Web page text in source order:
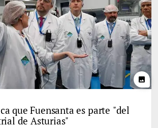
photo
que Fuensanta es parte "del
de Asturias"